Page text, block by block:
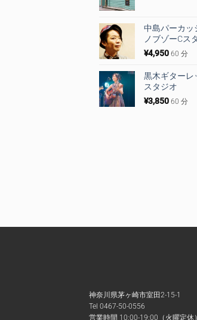
中島パーカッ
ノブゾーCス
¥4,950 60 分
黒木ギターレ
スタジオ
¥3,850 60 分
神奈川県茅ヶ崎市室田2-15-1
Tel 0467-50-0556
営業時間 10:00-19:00（火曜定休）